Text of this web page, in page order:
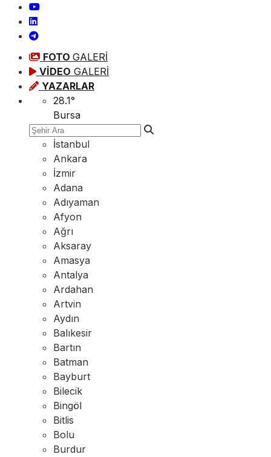
FOTO GALERİ
VİDEO GALERİ
YAZARLAR
28.1°
Bursa
İstanbul
Ankara
İzmir
Adana
Adıyaman
Afyon
Ağrı
Aksaray
Amasya
Antalya
Ardahan
Artvin
Aydın
Balıkesir
Bartın
Batman
Bayburt
Bilecik
Bingöl
Bitlis
Bolu
Burdur